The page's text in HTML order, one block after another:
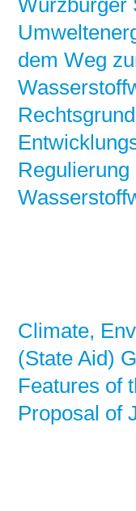
Würzburger
dem Weg
Climate,
(State Aid)
Features of
Proposal of